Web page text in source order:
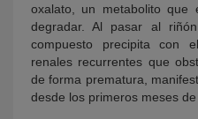
oxalato, un metabolito que
degradar. Al pasar al
compuesto precipita con
renales recurrentes que
de forma prematura,
desde los primeros meses de